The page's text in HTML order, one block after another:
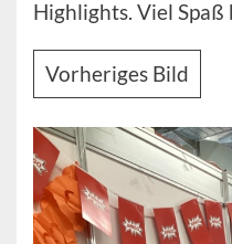
Highlights. Viel
Vorheriges Bild